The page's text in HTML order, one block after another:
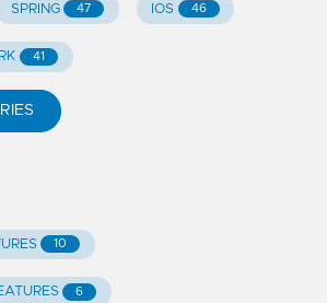
SPRING 47 IOS 46
41
10
6